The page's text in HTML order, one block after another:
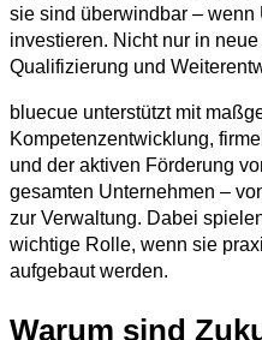
sie sind überwindbar –
investieren. Nicht nur in
Qualifizierung und
bluecue unterstützt mit
Kompetenzentwicklung,
und der aktiven Förderung
gesamten Unternehmen –
zur Verwaltung. Dabei
wichtige Rolle, wenn sie
aufgebaut werden.
Warum sind